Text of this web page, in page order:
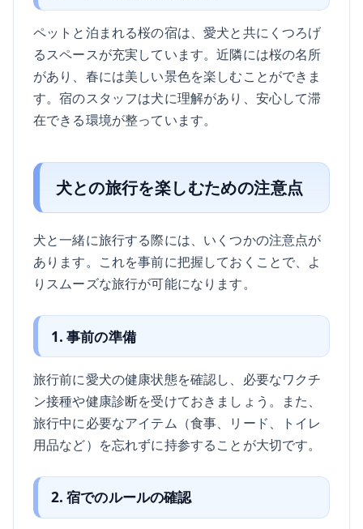
ペットと泊まれる桜の宿は、愛犬と共にくつろげ
るスペースが充実しています。近隣には桜の名所
があり、春には美しい景色を楽しむことができま
す。宿のスタッフは犬に理解があり、安心して滞
在できる環境が整っています。
犬との旅行を楽しむための注意点
犬と一緒に旅行する際には、いくつかの注意点が
あります。これを事前に把握しておくことで、よ
りスムーズな旅行が可能になります。
1. 事前の準備
旅行前に愛犬の健康状態を確認し、必要なワクチ
ン接種や健康診断を受けておきましょう。また、
旅行中に必要なアイテム（食事、リード、トイレ
用品など）を忘れずに持参することが大切です。
2. 宿でのルールの確認